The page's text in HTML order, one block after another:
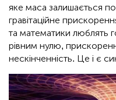
яке маса залишається
гравітаційне
та математики люблять
рівним нулю,
нескінченність. Це і є